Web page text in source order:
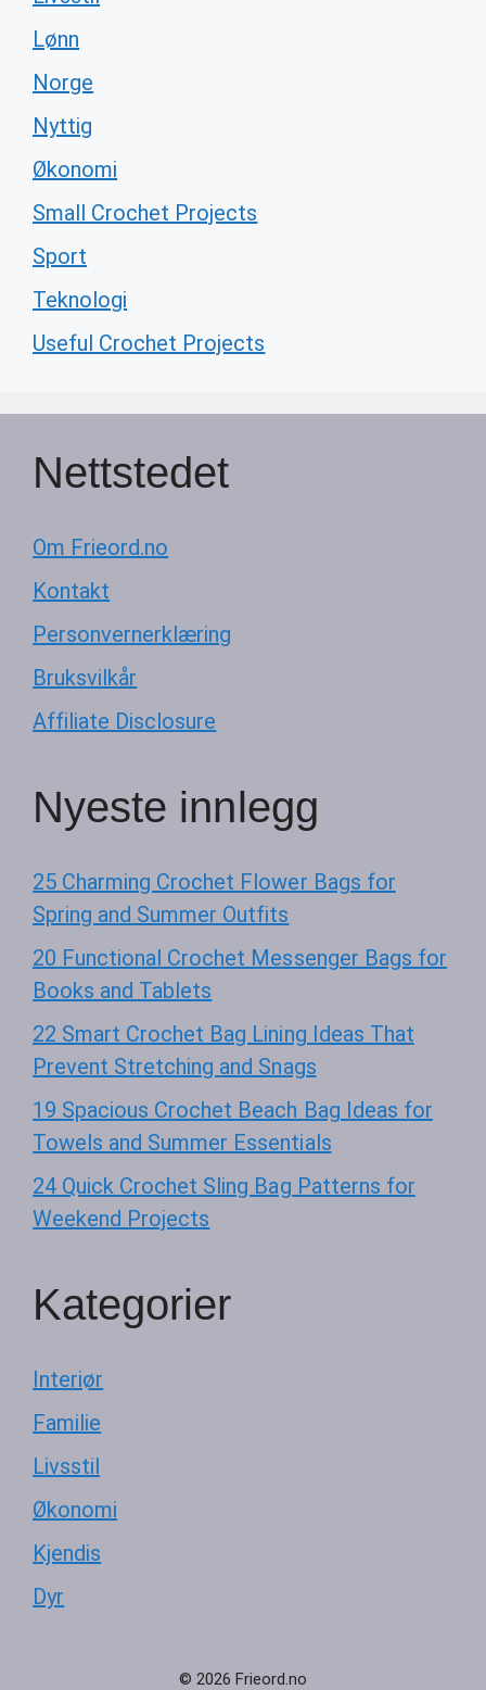
Lønn
Norge
Nyttig
Økonomi
Small Crochet Projects
Sport
Teknologi
Useful Crochet Projects
Nettstedet
Om Frieord.no
Kontakt
Personvernerklæring
Bruksvilkår
Affiliate Disclosure
Nyeste innlegg
25 Charming Crochet Flower Bags for
Spring and Summer Outfits
20 Functional Crochet Messenger Bags for
Books and Tablets
22 Smart Crochet Bag Lining Ideas That
Prevent Stretching and Snags
19 Spacious Crochet Beach Bag Ideas for
Towels and Summer Essentials
24 Quick Crochet Sling Bag Patterns for
Weekend Projects
Kategorier
Interiør
Familie
Livsstil
Økonomi
Kjendis
Dyr
© 2026 Frieord.no